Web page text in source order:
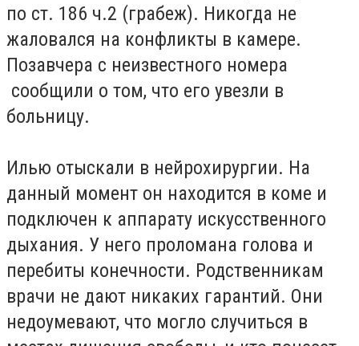
по ст. 186 ч.2 (грабеж). Никогда не
жаловался на конфликты в камере.
Позавчера с неизвестного номера
сообщили о том, что его увезли в
больницу.
Илью отыскали в нейрохирургии. На
данный момент он находится в коме и
подключен к аппарату искусственного
дыхания. У него проломана голова и
перебиты конечности. Родственникам
врачи не дают никаких гарантий. Они
недоумевают, что могло случиться в